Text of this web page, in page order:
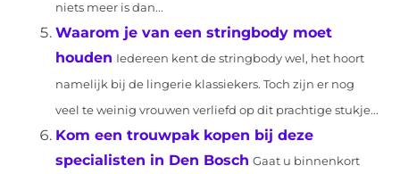
niets meer is dan...
Waarom je van een stringbody moet
houden Iedereen kent de stringbody wel, het hoort
namelijk bij de lingerie klassiekers. Toch zijn er nog
veel te weinig vrouwen verliefd op dit prachtige stukje...
Kom een trouwpak kopen bij deze
specialisten in Den Bosch Gaat u binnenkort